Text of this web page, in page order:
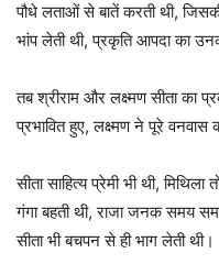
पौधे लताओं से बातें करती थी,
भांप लेती थी, प्रकृति आपदा का
तब श्रीराम और लक्ष्मण सीता का
प्रभावित हुए, लक्ष्मण ने पूरे वनवास
सीता साहित्य प्रेमी भी थी, मिथिला
गंगा बहती थी, राजा जनक समय
सीता भी बचपन से ही भाग लेती थी।